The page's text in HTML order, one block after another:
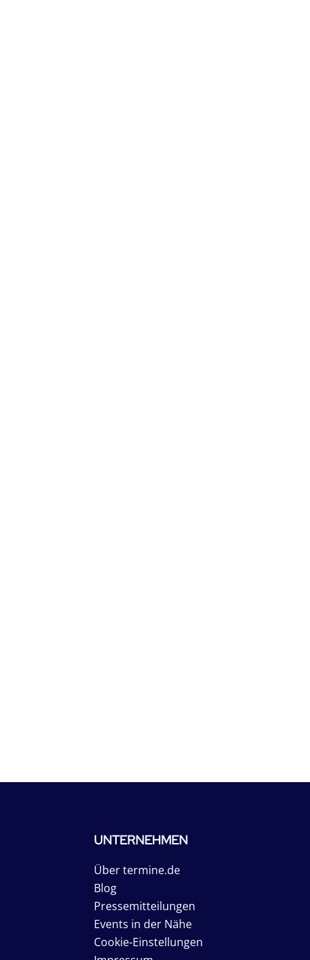
UNTERNEHMEN
Über termine.de
Blog
Pressemitteilungen
Events in der Nähe
Cookie-Einstellungen